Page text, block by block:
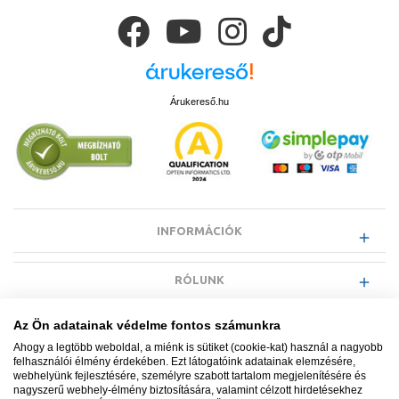
Árukereső.hu
INFORMÁCIÓK
RÓLUNK
EGYÉB INFORMÁCIÓK
VÁSÁRLÓI INFORMÁCIÓK
Az Ön adatainak védelme fontos számunkra
Ahogy a legtöbb weboldal, a miénk is sütiket (cookie-kat) használ a nagyobb
felhasználói élmény érdekében. Ezt látogatóink adatainak elemzésére,
webhelyünk fejlesztésére, személyre szabott tartalom megjelenítésére és
nagyszerű webhely-élmény biztosítására, valamint célzott hirdetésekhez